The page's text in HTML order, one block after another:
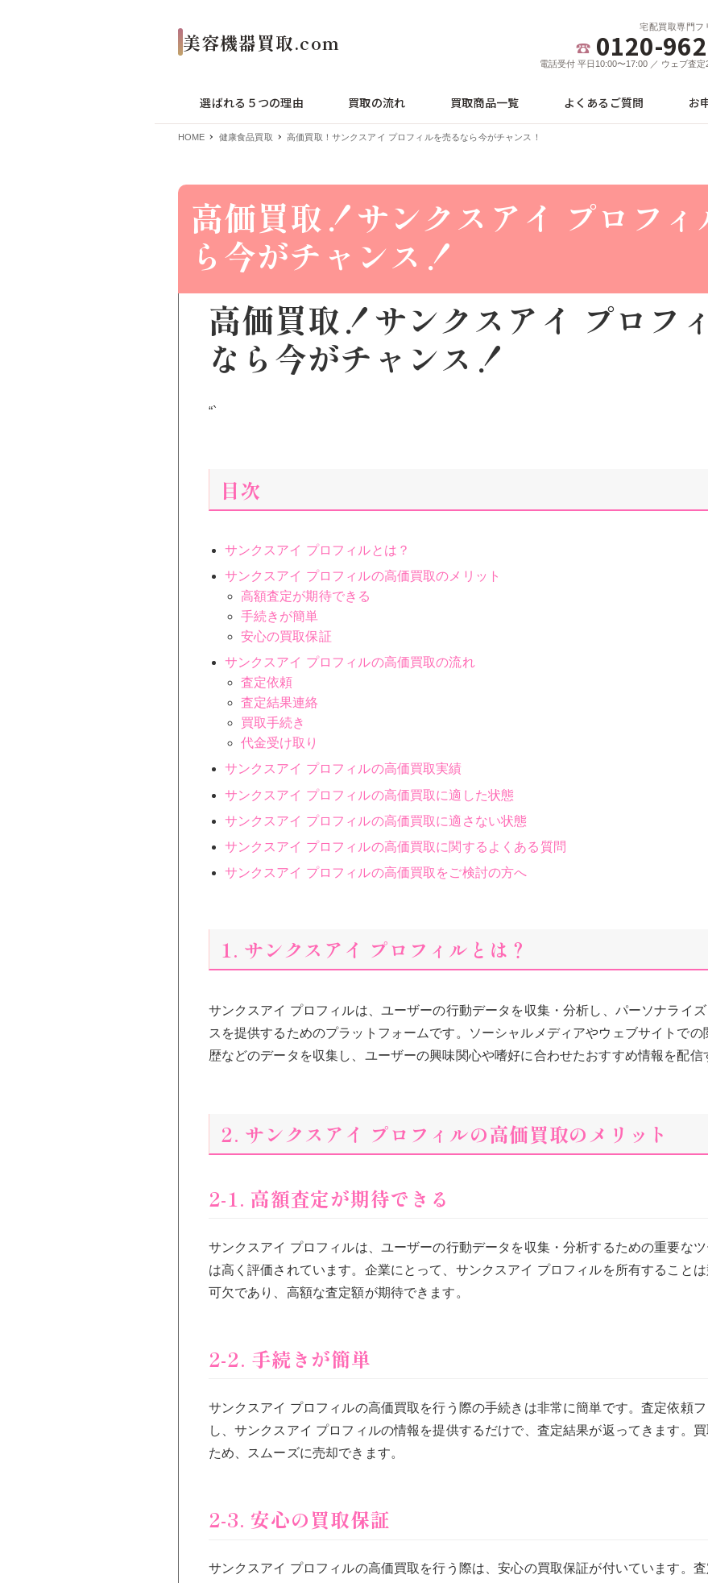
宅配買取専門フ
0120-
電話受付 平日10:00〜17:00 ／ ウェブ査
選ばれる５つの理由 買取の流れ 買取商品一覧 よくあるご質問 お
HOME 健康食品買取 高価買取！サンクスアイ プロフィルを売るなら今がチャンス！
高価買取！サンクスアイ プロフィ
ら今がチャンス！
高価買取！サンクスアイ プロフ
なら今がチャンス！
“`
目次
サンクスアイ プロフィルとは？
サンクスアイ プロフィルの高価買取のメリット
高額査定が期待できる
手続きが簡単
安心の買取保証
サンクスアイ プロフィルの高価買取の流れ
査定依頼
査定結果連絡
買取手続き
代金受け取り
サンクスアイ プロフィルの高価買取実績
サンクスアイ プロフィルの高価買取に適した状態
サンクスアイ プロフィルの高価買取に適さない状態
サンクスアイ プロフィルの高価買取に関するよくある質問
サンクスアイ プロフィルの高価買取をご検討の方へ
1. サンクスアイ プロフィルとは？
サンクスアイ プロフィルは、ユーザーの行動データを収集・分析し、パーソナライ
スを提供するためのプラットフォームです。ソーシャルメディアやウェブサイトで
歴などのデータを収集し、ユーザーの興味関心や嗜好に合わせたおすすめ情報を配信
2. サンクスアイ プロフィルの高価買取のメリット
2-1. 高額査定が期待できる
サンクスアイ プロフィルは、ユーザーの行動データを収集・分析するための重要な
は高く評価されています。企業にとって、サンクスアイ プロフィルを所有すること
可欠であり、高額な査定額が期待できます。
2-2. 手続きが簡単
サンクスアイ プロフィルの高価買取を行う際の手続きは非常に簡単です。査定依頼
し、サンクスアイ プロフィルの情報を提供するだけで、査定結果が返ってきます。
ため、スムーズに売却できます。
2-3. 安心の買取保証
サンクスアイ プロフィルの高価買取を行う際は、安心の買取保証が付いています。